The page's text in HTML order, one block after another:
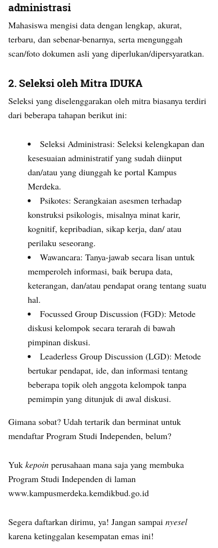
administrasi
Mahasiswa mengisi data dengan lengkap, akurat,
terbaru, dan sebenar-benarnya, serta mengunggah
scan/foto dokumen asli yang diperlukan/dipersyaratkan.
2. Seleksi oleh Mitra IDUKA
Seleksi yang diselenggarakan oleh mitra biasanya terdiri
dari beberapa tahapan berikut ini:
Seleksi Administrasi: Seleksi kelengkapan dan
kesesuaian administratif yang sudah diinput
dan/atau yang diunggah ke portal Kampus
Merdeka.
Psikotes: Serangkaian asesmen terhadap
konstruksi psikologis, misalnya minat karir,
kognitif, kepribadian, sikap kerja, dan/ atau
perilaku seseorang.
Wawancara: Tanya-jawab secara lisan untuk
memperoleh informasi, baik berupa data,
keterangan, dan/atau pendapat orang tentang suatu
hal.
Focussed Group Discussion (FGD): Metode
diskusi kelompok secara terarah di bawah
pimpinan diskusi.
Leaderless Group Discussion (LGD): Metode
bertukar pendapat, ide, dan informasi tentang
beberapa topik oleh anggota kelompok tanpa
pemimpin yang ditunjuk di awal diskusi.
Gimana sobat? Udah tertarik dan berminat untuk
mendaftar Program Studi Independen, belum?
Yuk kepoin perusahaan mana saja yang membuka
Program Studi Independen di laman
www.kampusmerdeka.kemdikbud.go.id
Segera daftarkan dirimu, ya! Jangan sampai nyesel
karena ketinggalan kesempatan emas ini!